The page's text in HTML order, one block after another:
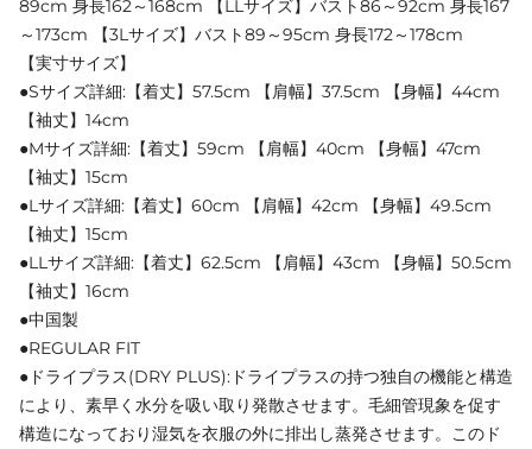
89cm 身長162～168cm 【LLサイズ】バスト86～92cm 身長167
～173cm 【3Lサイズ】バスト89～95cm 身長172～178cm
【実寸サイズ】
●Sサイズ詳細:【着丈】57.5cm 【肩幅】37.5cm 【身幅】44cm
【袖丈】14cm
●Mサイズ詳細:【着丈】59cm 【肩幅】40cm 【身幅】47cm
【袖丈】15cm
●Lサイズ詳細:【着丈】60cm 【肩幅】42cm 【身幅】49.5cm
【袖丈】15cm
●LLサイズ詳細:【着丈】62.5cm 【肩幅】43cm 【身幅】50.5cm
【袖丈】16cm
●中国製
●REGULAR FIT
●ドライプラス(DRY PLUS):ドライプラスの持つ独自の機能と構造
により、素早く水分を吸い取り発散させます。毛細管現象を促す
構造になっており湿気を衣服の外に排出し蒸発させます。このド